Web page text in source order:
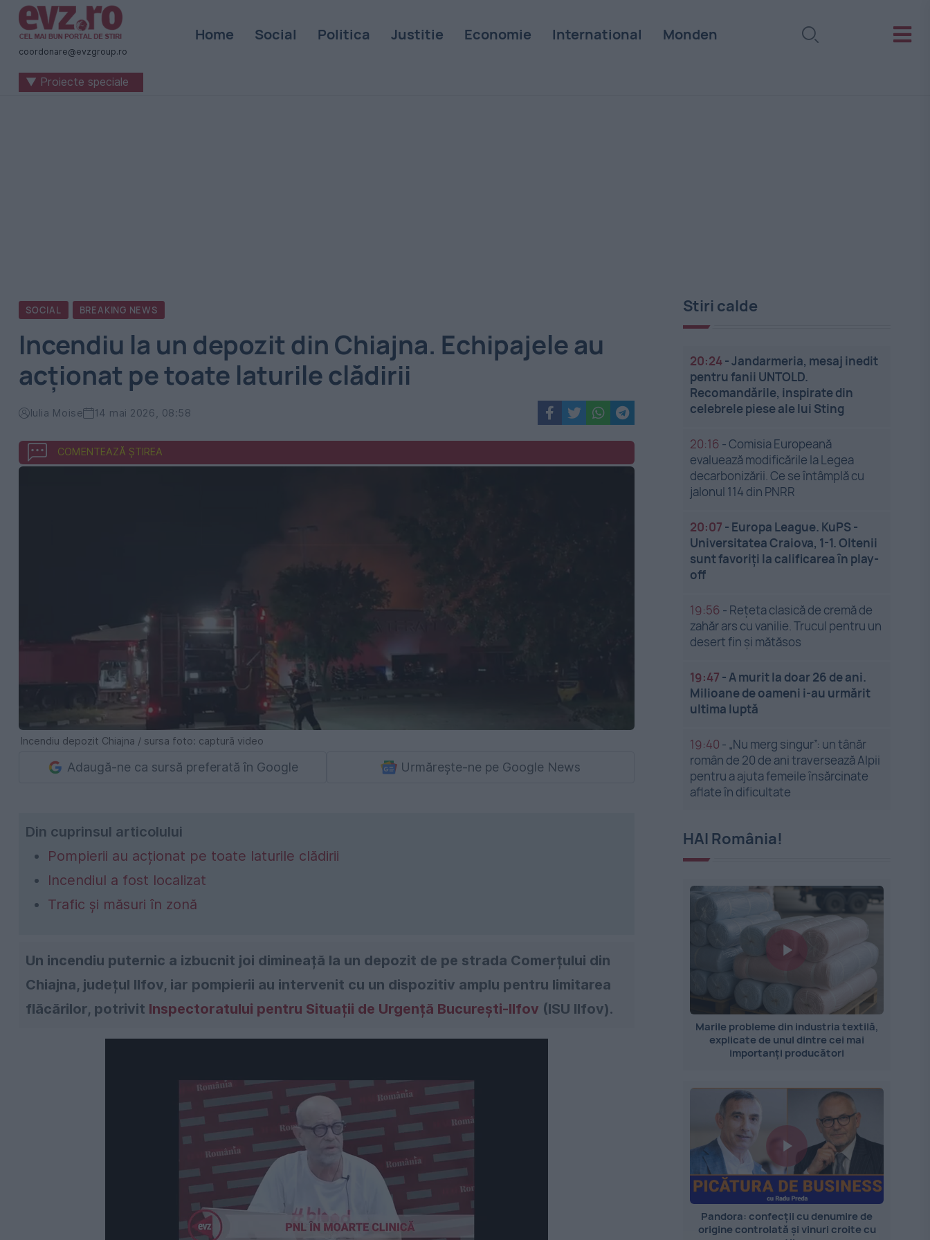
Știri
naționale
internaționale
coordonare@evzgroup.ro
Home Social Politica Justitie Economie International Monden
▼ Proiecte speciale
SOCIAL BREAKING NEWS
Incendiu la un depozit din Chiajna. Echipajele au
acționat pe toate laturile clădirii
Iulia Moise 14 mai 2026, 08:58
COMENTEAZĂ ȘTIREA
Incendiu depozit Chiajna / sursa foto: captură video
Adaugă-ne ca sursă preferată în Google Urmărește-ne pe Google News
Din cuprinsul articolului
Pompierii au acționat pe toate laturile clădirii
Incendiul a fost localizat
Trafic și măsuri în zonă
Un incendiu puternic a izbucnit joi dimineață la un depozit de pe strada Comerțului din
Chiajna, județul Ilfov, iar pompierii au intervenit cu un dispozitiv amplu pentru limitarea
flăcărilor, potrivit Inspectoratului pentru Situații de Urgență București-Ilfov (ISU Ilfov).
Stiri calde
20:24-Jandarmeria, mesaj inedit
pentru fanii UNTOLD.
Recomandările, inspirate din
celebrele piese ale lui Sting
20:16 -Comisia Europeană
evaluează modificările la Legea
decarbonizării. Ce se întâmplă cu
jalonul 114 din PNRR
20:07 - Europa League. KuPS -
Universitatea Craiova, 1-1. Oltenii
sunt favoriți la calificarea în play-
off
19:56 - Rețeta clasică de cremă de
zahăr ars cu vanilie. Trucul pentru un
desert fin și mătăsos
19:47 -A murit la doar 26 de ani.
Milioane de oameni i-au urmărit
ultima luptă
19:40 - „Nu merg singur”: un tânăr
român de 20 de ani traversează Alpii
pentru a ajuta femeile însărcinate
aflate în dificultate
HAI România!
Marile probleme din industria textilă,
explicate de unul dintre cei mai
importanți producători
Pandora: confecții cu denumire de
origine controlată și vinuri croite cu